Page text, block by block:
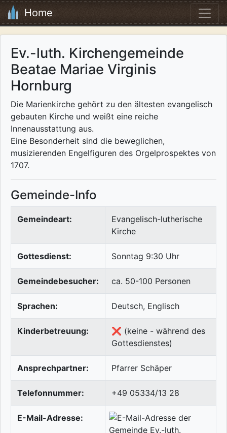
Home
Ev.-luth. Kirchengemeinde
Beatae Mariae Virginis
Hornburg
Die Marienkirche gehört zu den ältesten evangelisch
gebauten Kirche und weißt eine reiche
Innenausstattung aus.
Eine Besonderheit sind die beweglichen,
musizierenden Engelfiguren des Orgelprospektes von
1707.
Gemeinde-Info
Gemeindeart:
Evangelisch-lutherische
Kirche
Gottesdienst: Sonntag 9:30 Uhr
Gemeindebesucher: ca. 50-100 Personen
Sprachen: Deutsch, Englisch
Kinderbetreuung:
❌ (keine - während des
Gottesdienstes)
Ansprechpartner: Pfarrer Schäper
Telefonnummer: +49 05334/13 28
E-Mail-Adresse: